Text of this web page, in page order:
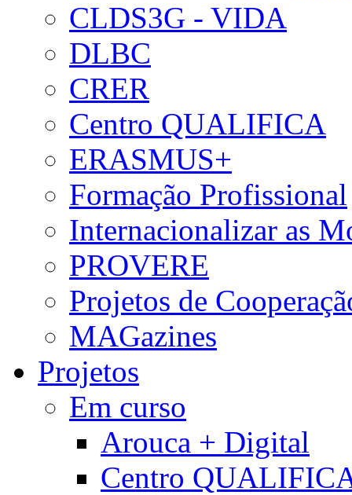
CLDS3G - VIDA
DLBC
CRER
Centro QUALIFICA
ERASMUS+
Formação Profissional
Internacionalizar as
PROVERE
Projetos de
MAGazines
Projetos
Em curso
Arouca + Digital
Centro